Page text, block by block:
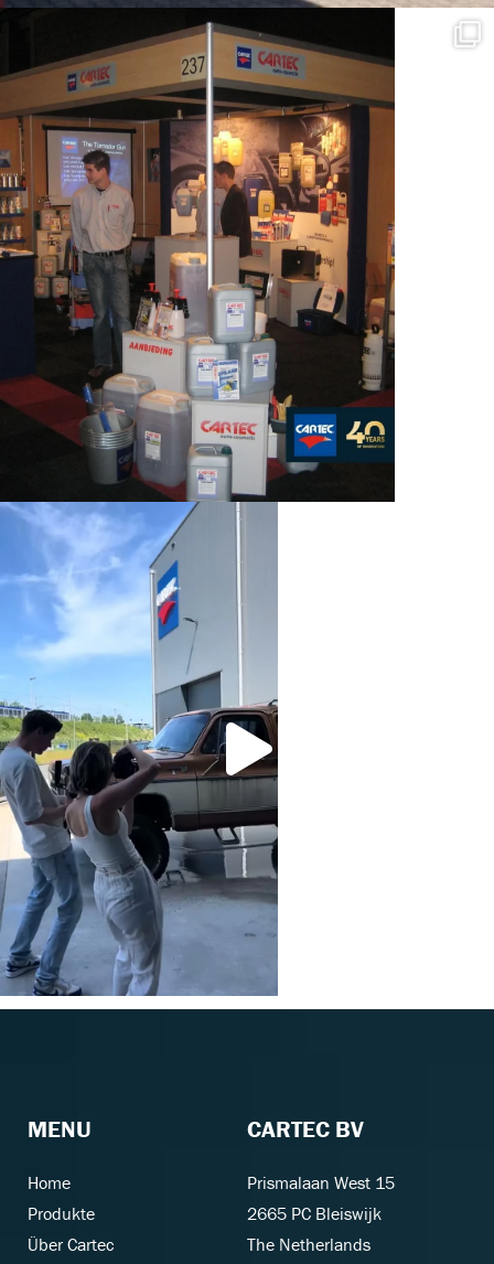
MENU
Home
Produkte
Über Cartec
CARTEC BV
Prismalaan West 15
2665 PC Bleiswijk
The Netherlands